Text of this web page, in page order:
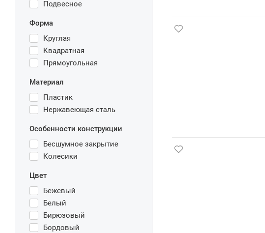
Подвесное
Форма
Круглая
Квадратная
Прямоугольная
Материал
Пластик
Нержавеющая сталь
Особенности конструкции
Бесшумное закрытие
Колесики
Цвет
Бежевый
Белый
Бирюзовый
Бордовый